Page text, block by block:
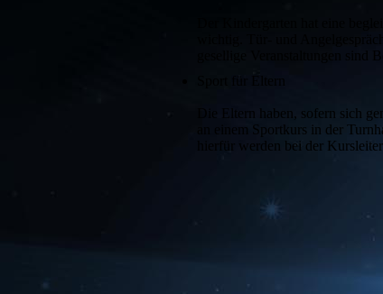
Der Kindergarten hat eine
wichtig. Tür- und
gesellige Veranstaltungen
Die Eltern haben, sofern sich
an einem Sportkurs in der
hierfür werden bei der